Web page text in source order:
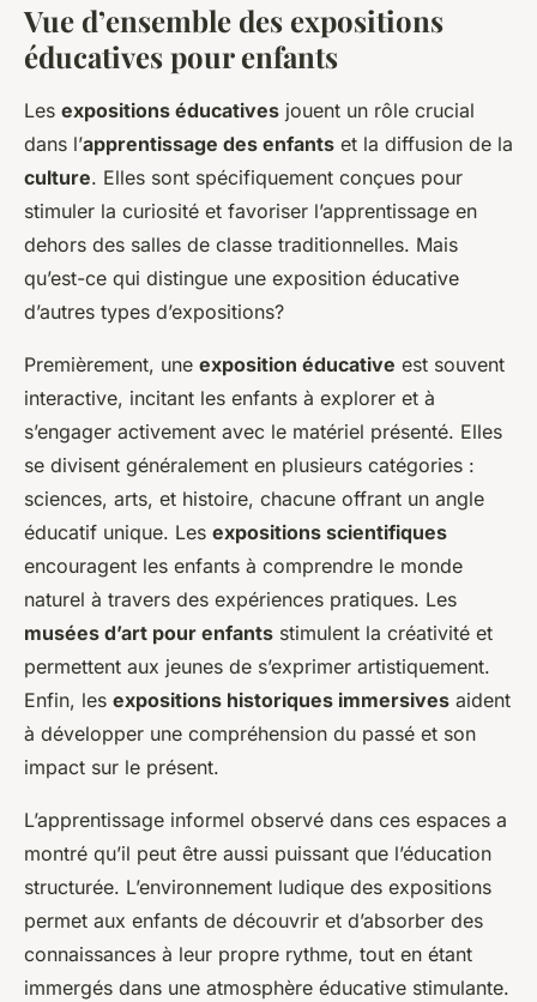
Les Expositions Éducatives
pour Enfants : Un Atout
Incontournable pour
l'Apprentissage
Lana 27 février 2025 5 min de lecture
Vue d’ensemble des expositions
éducatives pour enfants
Les expositions éducatives jouent un rôle crucial
dans l’apprentissage des enfants et la diffusion de la
culture. Elles sont spécifiquement conçues pour
stimuler la curiosité et favoriser l’apprentissage en
dehors des salles de classe traditionnelles. Mais
qu’est-ce qui distingue une exposition éducative
d’autres types d’expositions?
Premièrement, une exposition éducative est souvent
interactive, incitant les enfants à explorer et à
s’engager activement avec le matériel présenté. Elles
se divisent généralement en plusieurs catégories :
sciences, arts, et histoire, chacune offrant un angle
éducatif unique. Les expositions scientifiques
encouragent les enfants à comprendre le monde
naturel à travers des expériences pratiques. Les
musées d’art pour enfants stimulent la créativité et
permettent aux jeunes de s’exprimer artistiquement.
Enfin, les expositions historiques immersives aident
à développer une compréhension du passé et son
impact sur le présent.
L’apprentissage informel observé dans ces espaces a
montré qu’il peut être aussi puissant que l’éducation
structurée. L’environnement ludique des expositions
permet aux enfants de découvrir et d’absorber des
connaissances à leur propre rythme, tout en étant
immergés dans une atmosphère éducative stimulante.